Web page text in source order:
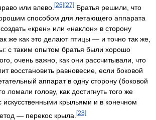
или влево. [26][27] Братья решили, что
способом для летающего аппарата
«крен» или «наклон» в сторону
же как это делают птицы — и точно так же,
с таким опытом братья были хорошо
очень важно, как они рассчитывали, что
восстановить равновесие, если боковой
аппарат в одну сторону (боковой
ломали голову, как достигнуть того же
крыльями и в конечном
— перекос крыла. [28]